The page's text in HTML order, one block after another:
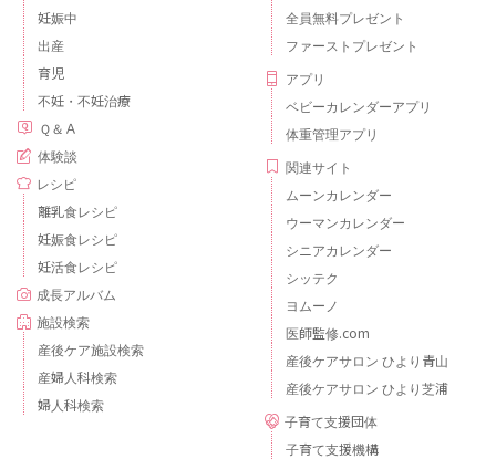
妊娠中
出産
育児
不妊・不妊治療
Ｑ＆Ａ
体験談
レシピ
離乳食レシピ
妊娠食レシピ
妊活食レシピ
成長アルバム
施設検索
産後ケア施設検索
産婦人科検索
婦人科検索
全員無料プレゼント
ファーストプレゼント
アプリ
ベビーカレンダーアプリ
体重管理アプリ
関連サイト
ムーンカレンダー
ウーマンカレンダー
シニアカレンダー
シッテク
ヨムーノ
医師監修.com
産後ケアサロン ひより青山
産後ケアサロン ひより芝浦
子育て支援団体
子育て支援機構